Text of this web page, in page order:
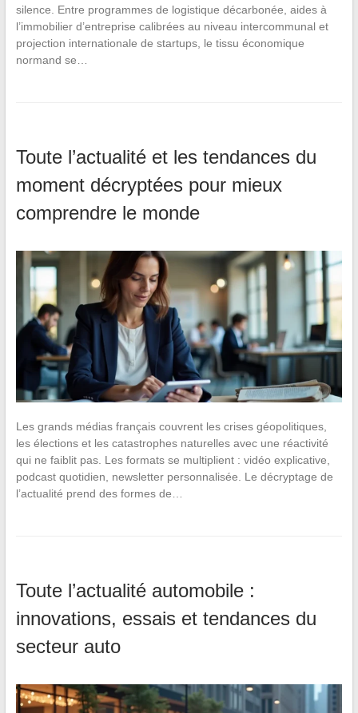
silence. Entre programmes de logistique décarbonée, aides à
l’immobilier d’entreprise calibrées au niveau intercommunal et
projection internationale de startups, le tissu économique
normand se…
Toute l’actualité et les tendances du
moment décryptées pour mieux
comprendre le monde
Les grands médias français couvrent les crises géopolitiques,
les élections et les catastrophes naturelles avec une réactivité
qui ne faiblit pas. Les formats se multiplient : vidéo explicative,
podcast quotidien, newsletter personnalisée. Le décryptage de
l’actualité prend des formes de…
Toute l’actualité automobile :
innovations, essais et tendances du
secteur auto